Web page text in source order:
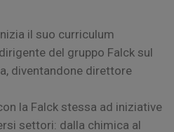
il suo curriculum
del gruppo Falck sul
diventandone direttore
la Falck stessa ad iniziative
settori: dalla chimica al